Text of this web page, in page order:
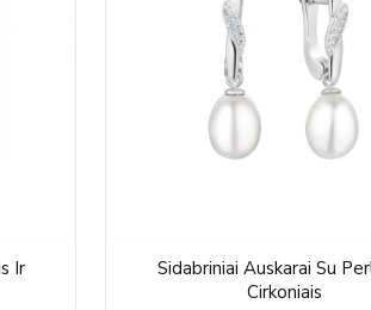
Ir
Sidabriniai Auskarai Su
Cirkoniais
price